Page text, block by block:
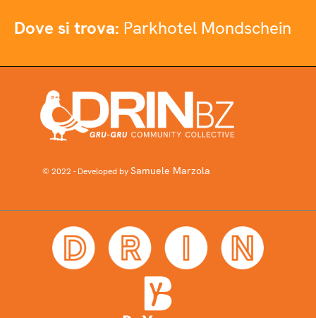
Dove si trova: Parkhotel Mondschein
© 2022 - Developed bySamuele Marzola